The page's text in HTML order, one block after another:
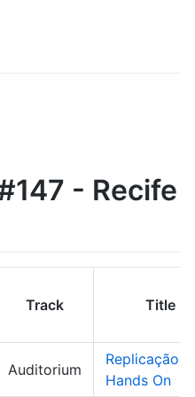
- Recife
Track Title
Auditorium
Replicação
Hands On